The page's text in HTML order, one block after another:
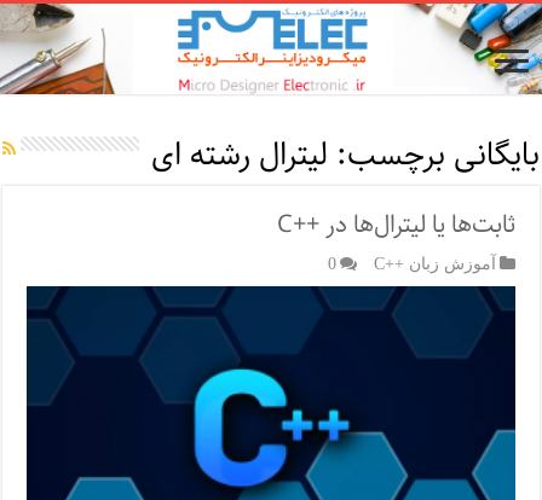
بایگانی برچسب: لیترال رشته ای
ثابت‌ها یا لیترال‌ها در ++C
آموزش زبان ++C 0